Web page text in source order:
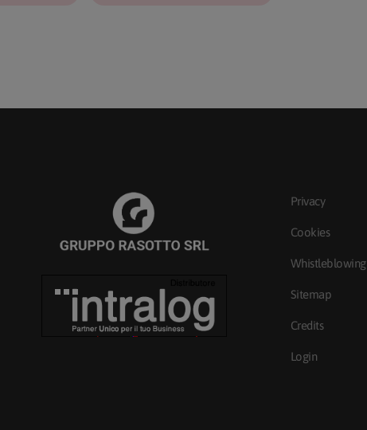
Privacy
Cookies
Whistleblowing
Sitemap
Credits
Login